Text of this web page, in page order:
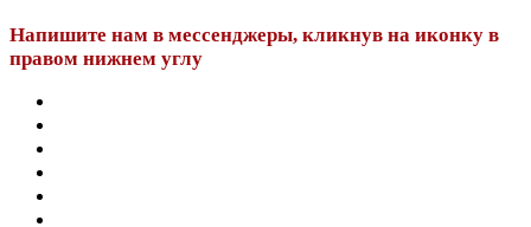
Напишите нам в мессенджеры, кликнув на иконку в
правом нижнем углу